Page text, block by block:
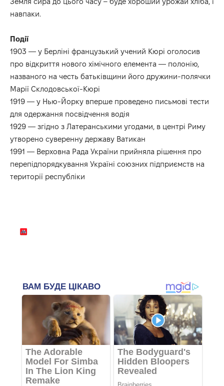
навпаки.
Події
1903 — у Берліні французький учений Кюрі оголосив
про відкриття нового хімічного елемента — полонію,
названого на честь батьківщини його дружини-полячки
Марії Склодовської-Кюрі
1919 — у Нью-Йорку вперше проведено письмові тести
для одержання посвідчення водія
1929 — згідно з Латеранськими угодами, в центрі Риму
утворено суверенну державу Ватикан
1991 — Верховна Рада України прийняла рішення про
перепідпорядкування Україні союзних підприємств на
території республіки